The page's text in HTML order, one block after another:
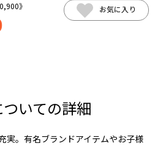
》
お気に入り
いての詳細
実。有名ブランドアイテムやお子様